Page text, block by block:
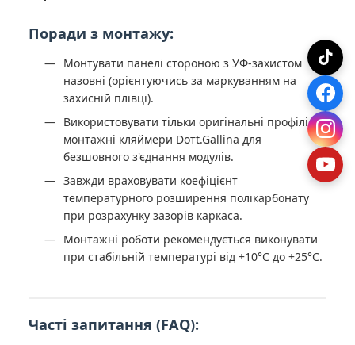
Поради з монтажу:
Монтувати панелі стороною з УФ-захистом
назовні (орієнтуючись за маркуванням на
захисній плівці).
Використовувати тільки оригінальні профілі та
монтажні кляймери Dотt.Gallina для
безшовного з'єднання модулів.
Завжди враховувати коефіцієнт
температурного розширення полікарбонату
при розрахунку зазорів каркаса.
Монтажні роботи рекомендується виконувати
при стабільній температурі від +10°C до +25°C.
Часті запитання (FAQ):